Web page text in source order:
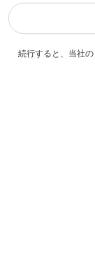
続行すると、当社の